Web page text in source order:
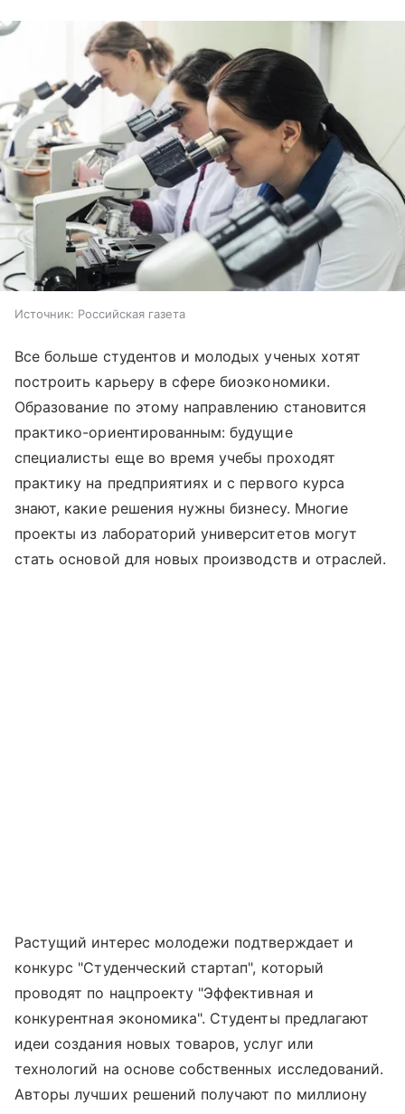
Источник: Российская газета
Все больше студентов и молодых ученых хотят
построить карьеру в сфере биоэкономики.
Образование по этому направлению становится
практико-ориентированным: будущие
специалисты еще во время учебы проходят
практику на предприятиях и с первого курса
знают, какие решения нужны бизнесу. Многие
проекты из лабораторий университетов могут
стать основой для новых производств и отраслей.
Растущий интерес молодежи подтверждает и
конкурс "Студенческий стартап", который
проводят по нацпроекту "Эффективная и
конкурентная экономика". Студенты предлагают
идеи создания новых товаров, услуг или
технологий на основе собственных исследований.
Авторы лучших решений получают по миллиону